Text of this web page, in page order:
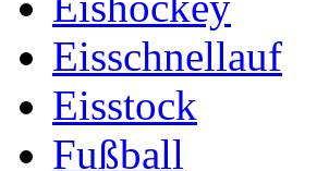
Eisschnellauf
Eisstock
Fußball